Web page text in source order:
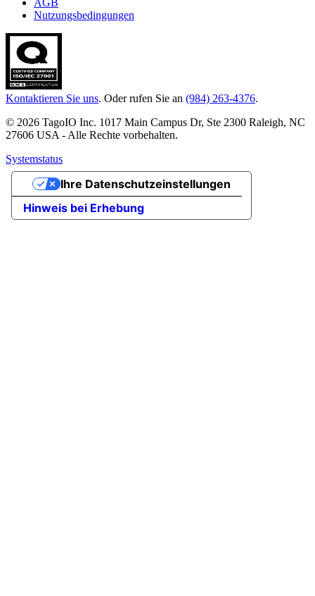
AGB
Nutzungsbedingungen
Kontaktieren Sie uns. Oder rufen Sie an (984) 263-4376.
© 2026 TagoIO Inc. 1017 Main Campus Dr, Ste 2300 Raleigh, NC
27606 USA - Alle Rechte vorbehalten.
Systemstatus
Hinweis bei Erhebung
Ihre Datenschutzeinstellungen